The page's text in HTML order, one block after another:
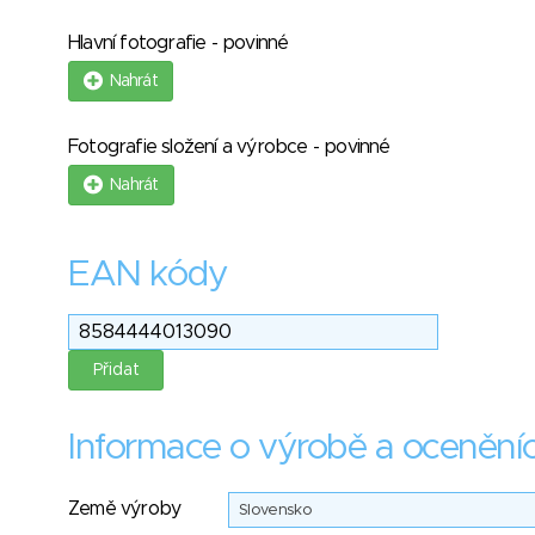
Hlavní fotografie - povinné
Nahrát
Fotografie složení a výrobce - povinné
Nahrát
EAN kódy
Informace o výrobě a
Země výroby Slovensko